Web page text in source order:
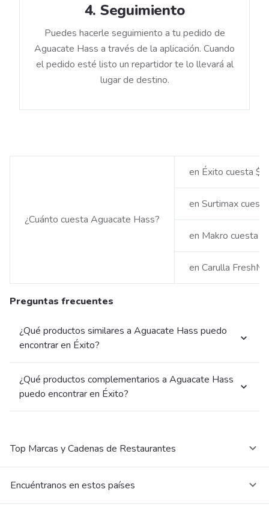
4. Seguimiento
Puedes hacerle seguimiento a tu pedido de
Aguacate Hass a través de la aplicación. Cuando
el pedido esté listo un repartidor te lo llevará al
lugar de destino.
¿Cuánto cuesta Aguacate Hass?
en Éxito cuesta $
en Surtimax
en Makro cuesta
en Carulla
Preguntas frecuentes
¿Qué productos similares a Aguacate Hass puedo
encontrar en Éxito?
¿Qué productos complementarios a Aguacate Hass
puedo encontrar en Éxito?
Top Marcas y Cadenas de Restaurantes
Encuéntranos en estos países